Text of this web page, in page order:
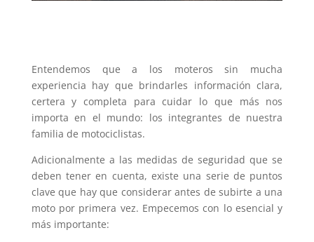
Entendemos que a los moteros sin mucha
experiencia hay que brindarles información clara,
certera y completa para cuidar lo que más nos
importa en el mundo: los integrantes de nuestra
familia de motociclistas.
Adicionalmente a las medidas de seguridad que se
deben tener en cuenta, existe una serie de puntos
clave que hay que considerar antes de subirte a una
moto por primera vez. Empecemos con lo esencial y
más importante: